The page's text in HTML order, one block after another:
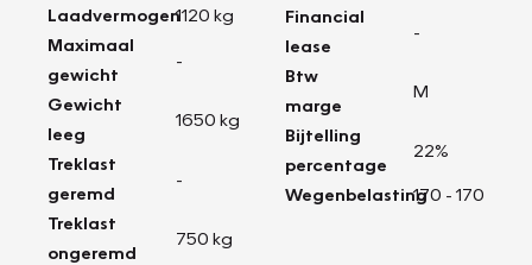
Laadvermogen1120 kg
Maximaal
gewicht
-
Gewicht
leeg
1650 kg
Treklast
geremd
-
Treklast
ongeremd
750 kg
Financial
lease
-
Btw
marge
M
Bijtelling
percentage
22%
Wegenbelasting170 - 170